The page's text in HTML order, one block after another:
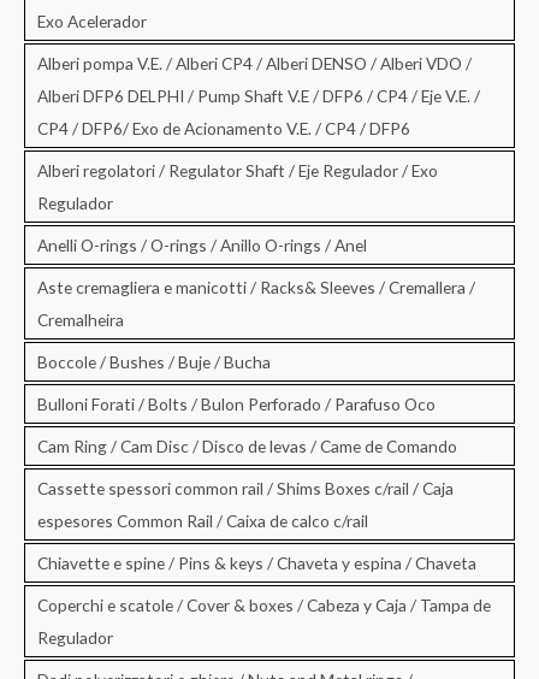
Exo Acelerador
Alberi pompa V.E. / Alberi CP4 / Alberi DENSO / Alberi VDO /
Alberi DFP6 DELPHI / Pump Shaft V.E / DFP6 / CP4 / Eje V.E. /
CP4 / DFP6/ Exo de Acionamento V.E. / CP4 / DFP6
Alberi regolatori / Regulator Shaft / Eje Regulador / Exo
Regulador
Anelli O-rings / O-rings / Anillo O-rings / Anel
Aste cremagliera e manicotti / Racks& Sleeves / Cremallera /
Cremalheira
Boccole / Bushes / Buje / Bucha
Bulloni Forati / Bolts / Bulon Perforado / Parafuso Oco
Cam Ring / Cam Disc / Disco de levas / Came de Comando
Cassette spessori common rail / Shims Boxes c/rail / Caja
espesores Common Rail / Caixa de calco c/rail
Chiavette e spine / Pins & keys / Chaveta y espina / Chaveta
Coperchi e scatole / Cover & boxes / Cabeza y Caja / Tampa de
Regulador